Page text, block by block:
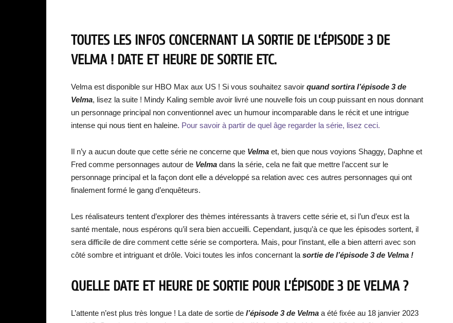
TOUTES LES INFOS CONCERNANT LA SORTIE DE L’ÉPISODE 3 DE
VELMA ! DATE ET HEURE DE SORTIE ETC.
Velma est disponible sur HBO Max aux US ! Si vous souhaitez savoir quand sortira l’épisode 3 de
Velma, lisez la suite ! Mindy Kaling semble avoir livré une nouvelle fois un coup puissant en nous donnant
un personnage principal non conventionnel avec un humour incomparable dans le récit et une intrigue
intense qui nous tient en haleine. Pour savoir à partir de quel âge regarder la série, lisez ceci.
Il n’y a aucun doute que cette série ne concerne que Velma et, bien que nous voyions Shaggy, Daphne et
Fred comme personnages autour de Velma dans la série, cela ne fait que mettre l’accent sur le
personnage principal et la façon dont elle a développé sa relation avec ces autres personnages qui ont
finalement formé le gang d’enquêteurs.
Les réalisateurs tentent d’explorer des thèmes intéressants à travers cette série et, si l’un d’eux est la
santé mentale, nous espérons qu’il sera bien accueilli. Cependant, jusqu’à ce que les épisodes sortent, il
sera difficile de dire comment cette série se comportera. Mais, pour l’instant, elle a bien atterri avec son
côté sombre et intriguant et drôle. Voici toutes les infos concernant la sortie de l’épisode 3 de Velma !
QUELLE DATE ET HEURE DE SORTIE POUR L’ÉPISODE 3 DE VELMA ?
L’attente n’est plus très longue ! La date de sortie de l’épisode 3 de Velma a été fixée au 18 janvier 2023